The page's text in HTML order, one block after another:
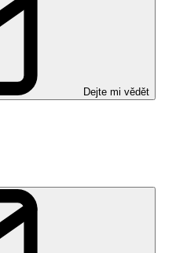
Dejte mi vědět